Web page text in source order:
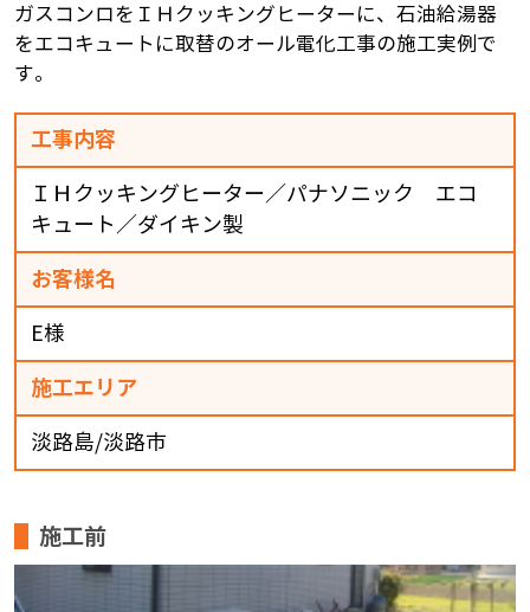
ガスコンロをＩＨクッキングヒーターに、石油給湯器
をエコキュートに取替のオール電化工事の施工実例で
す。
工事内容
ＩＨクッキングヒーター／パナソニック エコ
キュート／ダイキン製
お客様名
E様
施工エリア
淡路島/淡路市
施工前